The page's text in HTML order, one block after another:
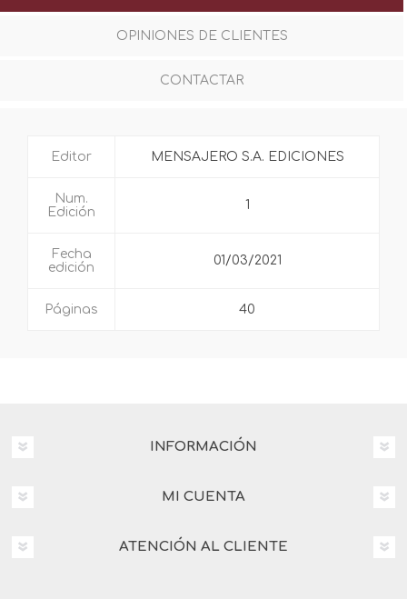
OPINIONES DE CLIENTES
CONTACTAR
Editor MENSAJERO S.A. EDICIONES
Num.
Edición
1
Fecha
edición
01/03/2021
Páginas 40
INFORMACIÓN
MI CUENTA
ATENCIÓN AL CLIENTE